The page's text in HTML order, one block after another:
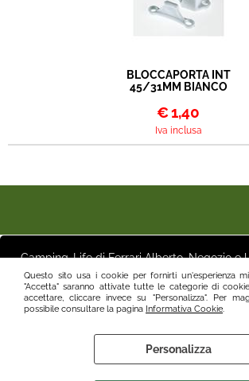
Questo sito usa i cookie per fornirti un'esperienza
"Accetta" saranno attivate tutte le categorie di
accettare, cliccare invece su "Personalizza". Per
possibile consultare la pagina Informativa Cookie.
Personalizza
BLOCCAPORTA INT
45/31MM BIANCO
€1,40
Iva inclusa
Spedizioni
Recesso e Condizioni
Camping-Life di Ferrari Alberto, Negozio e
16 25125 Brescia (BS) Magazzino Via Friuli 3
Italia P.I.03411250982 info@camping-
Informativa Cookie Preferenze